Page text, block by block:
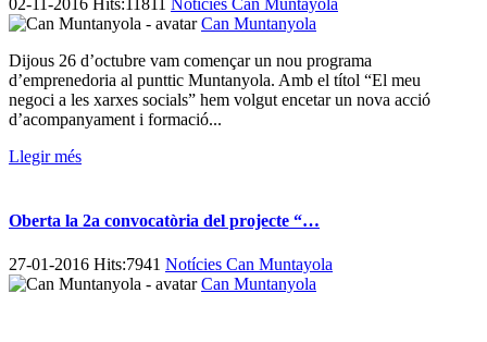
02-11-2016 Hits:11811 Notícies Can Muntayola
Can Muntanyola
Dijous 26 d’octubre vam començar un nou programa
d’emprenedoria al punttic Muntanyola. Amb el títol “El meu
negoci a les xarxes socials” hem volgut encetar un nova acció
d’acompanyament i formació...
Llegir més
Oberta la 2a convocatòria del projecte “…
27-01-2016 Hits:7941 Notícies Can Muntayola
Can Muntanyola